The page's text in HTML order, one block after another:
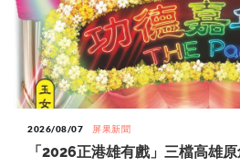
2026/08/07 屏果新聞
「2026正港雄有戲」三檔高雄